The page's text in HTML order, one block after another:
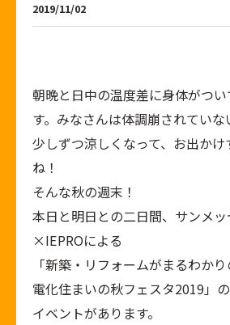
2019/11/02
朝晩と日中の温度差に身体がつ
す。みなさんは体調崩されていな
少しずつ涼しくなって、お出か
ね！
そんな秋の週末！
本日と明日との二日間、サンメ
×IEPROによる
「新築・リフォームがまるわか
電化住まいの秋フェスタ2019」の
イベントがあります。